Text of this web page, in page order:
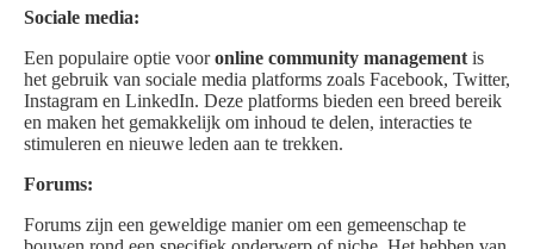
Sociale media:
Een populaire optie vooronline community management is
het gebruik van sociale media platforms zoals Facebook, Twitter,
Instagram en LinkedIn. Deze platforms bieden een breed bereik
en maken het gemakkelijk om inhoud te delen, interacties te
stimuleren en nieuwe leden aan te trekken.
Forums:
Forums zijn een geweldige manier om een gemeenschap te